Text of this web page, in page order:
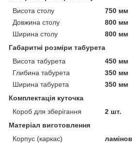
Висота столу
750 мм
Довжина столу
800 мм
Ширина столу
800 мм
Габаритні розміри табурета
Висота табурета
450 мм
Глибина табурета
350 мм
Ширина табурета
350 мм
Комплектація куточка
Короб для зберігання
2 шт.
Матеріал виготовлення
Корпус (каркас)